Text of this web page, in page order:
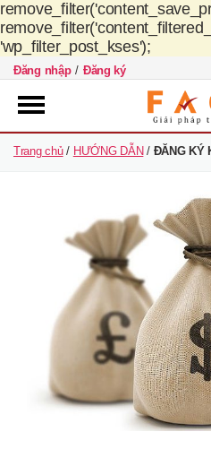
'wp_filter_post_kses');
Đăng nhập / Đăng ký
FACO
Việt
Trang chủ/ HƯỚNG DẪN / ĐĂNG KÝ